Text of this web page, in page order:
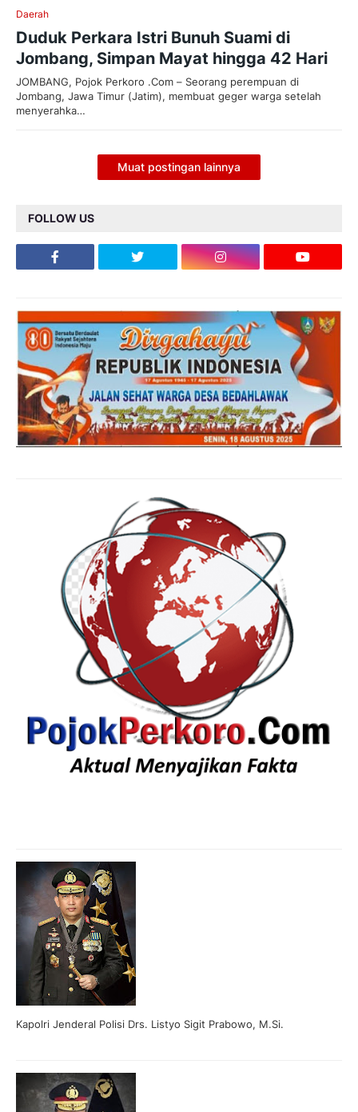
Daerah
Duduk Perkara Istri Bunuh Suami di
Jombang, Simpan Mayat hingga 42 Hari
JOMBANG, Pojok Perkoro .Com – Seorang perempuan di
Jombang, Jawa Timur (Jatim), membuat geger warga setelah
menyerahka…
Muat postingan lainnya
FOLLOW US
Kapolri Jenderal Polisi Drs. Listyo Sigit Prabowo, M.Si.